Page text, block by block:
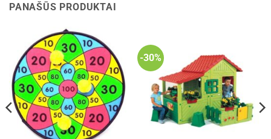
PANAŠŪS PRODUKTAI
-30%